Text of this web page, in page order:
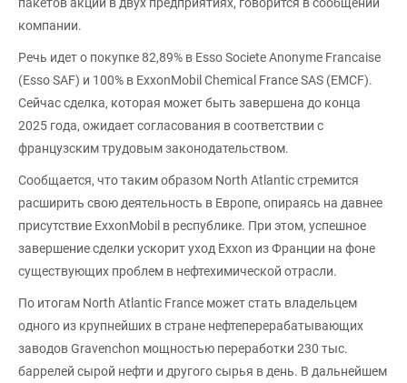
компании.
Речь идет о покупке 82,89% в Esso Societe Anonyme Francaise
(Esso SAF) и 100% в ExxonMobil Chemical France SAS (EMCF).
Сейчас сделка, которая может быть завершена до конца
2025 года, ожидает согласования в соответствии с
французским трудовым законодательством.
Сообщается, что таким образом North Atlantic стремится
расширить свою деятельность в Европе, опираясь на давнее
присутствие ExxonMobil в республике. При этом, успешное
завершение сделки ускорит уход Exxon из Франции на фоне
существующих проблем в нефтехимической отрасли.
По итогам North Atlantic France может стать владельцем
одного из крупнейших в стране нефтеперерабатывающих
заводов Gravenchon мощностью переработки 230 тыс.
баррелей сырой нефти и другого сырья в день. В дальнейшем